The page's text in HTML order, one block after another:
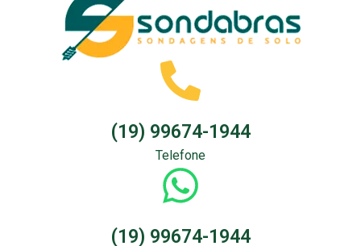
(19) 99674-1944
Telefone
(19) 99674-1944